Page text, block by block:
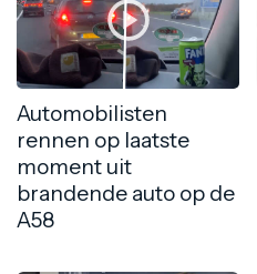
Automobilisten
rennen op laatste
moment uit
brandende auto op de
A58